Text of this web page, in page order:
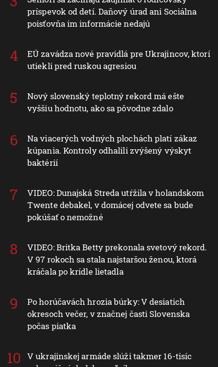
príspevok od detí. Daňový úrad ani Sociálna
poisťovňa im informácie nedajú
EÚ zavádza nové pravidlá pre Ukrajincov, ktorí
utiekli pred ruskou agresiou
Nový slovenský teplotný rekord má ešte
vyššiu hodnotu, ako sa pôvodne zdalo
Na viacerých vodných plochách platí zákaz
kúpania. Kontroly odhalili zvýšený výskyt
baktérií
VIDEO: Dunajská Streda utŕžila v holandskom
Twente debakel, v domácej odvete sa bude
pokúšať o nemožné
VIDEO: Britka Betty prekonala svetový rekord.
V 97 rokoch sa stala najstaršou ženou, ktorá
kráčala po krídle lietadla
Po horúčavách hrozia búrky: V desiatich
okresoch večer, v značnej časti Slovenska
počas piatka
V ukrajinskej armáde slúži takmer 16-tisíc